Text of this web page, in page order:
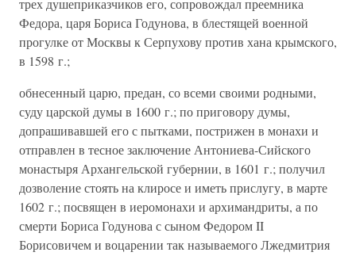
трех душеприказчиков его, сопровождал преемника
Федора, царя Бориса Годунова, в блестящей военной
прогулке от Москвы к Серпухову против хана крымского,
в 1598 г.;
обнесенный царю, предан, со всеми своими родными,
суду царской думы в 1600 г.; по приговору думы,
допрашивавшей его с пытками, пострижен в монахи и
отправлен в тесное заключение Антониева-Сийского
монастыря Архангельской губернии, в 1601 г.; получил
дозволение стоять на клиросе и иметь прислугу, в марте
1602 г.; посвящен в иеромонахи и архимандриты, а по
смерти Бориса Годунова с сыном Федором II
Борисовичем и воцарении так называемого Лжедмитрия